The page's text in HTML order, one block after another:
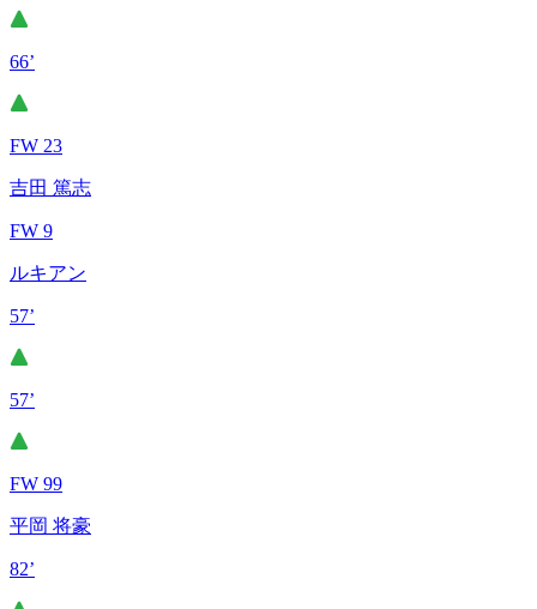
66’
FW 23
吉田 篤志
FW 9
ルキアン
57’
57’
FW 99
平岡 将豪
82’